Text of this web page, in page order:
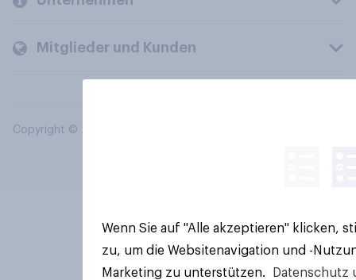
Mitglieder und Kunden
Copyright © 2026 YouGov PLC. Alle Rechte vorbehalten.
Wenn Sie auf "Alle akzeptieren" klicken,
zu, um die Websitenavigation und -
Marketing zu unterstützen.
Datenschutz